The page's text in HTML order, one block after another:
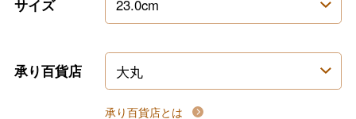
サイズ
承り百貨店
承り百貨店とは